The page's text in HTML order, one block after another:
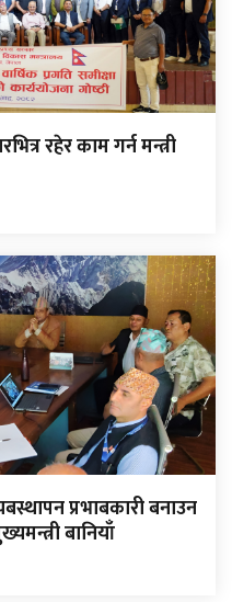
रहेर काम गर्न मन्त्री
प्रभाबकारी बनाउन
बानियाँ